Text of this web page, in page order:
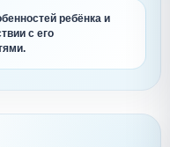
ребёнка и
с его